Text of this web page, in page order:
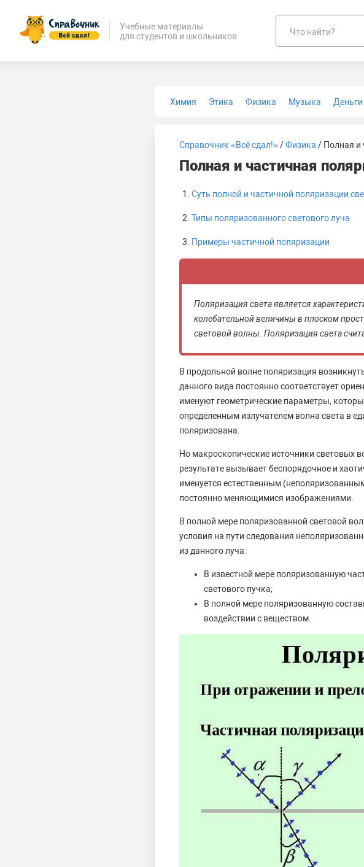
Учебные материалы
для студентов и школьников
Что найти?
Химия Этика Физика Музыка Деньги
Справочник «Всё сдал!»/Физика / Полная и
Полная и частичная
Суть полной и частичной поляризации
Типы поляризованного светового луча
Примеры частичной поляризации
Поляризация света является
колебательной величины в плоском
световой волны. Поляризация света
В продольной волне поляризация
данного вида постоянно соответствует
именуют геометрические параметры,
определенным излучателем волна света в
поляризована.
Но макроскопические источники световых
результате вызывает беспорядочное и
именуется естественным
постоянно меняющимися изображениями.
В полной мере поляризованной световой
условия на пути следования
из данного луча:
В известной мере поляризованную
светового пучка;
В полной мере поляризованную
воздействии с веществом.